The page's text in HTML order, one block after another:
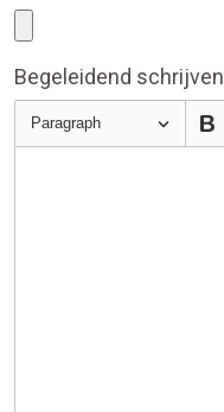
Begeleidend schrijven
Paragraph